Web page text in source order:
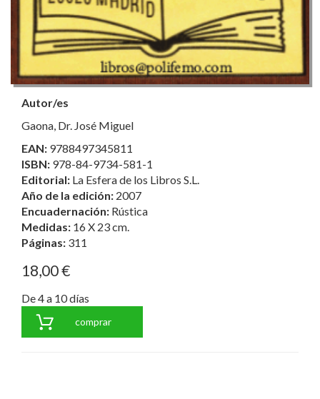
Autor/es
Gaona, Dr. José Miguel
EAN: 9788497345811
ISBN: 978-84-9734-581-1
Editorial: La Esfera de los Libros S.L.
Año de la edición: 2007
Encuadernación: Rústica
Medidas: 16 X 23 cm.
Páginas: 311
18,00 €
De 4 a 10 días
comprar